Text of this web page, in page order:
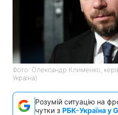
Фото: Олександр Клименко,
Україна)
Розумій ситуацію на
чутки з РБК-Україна у